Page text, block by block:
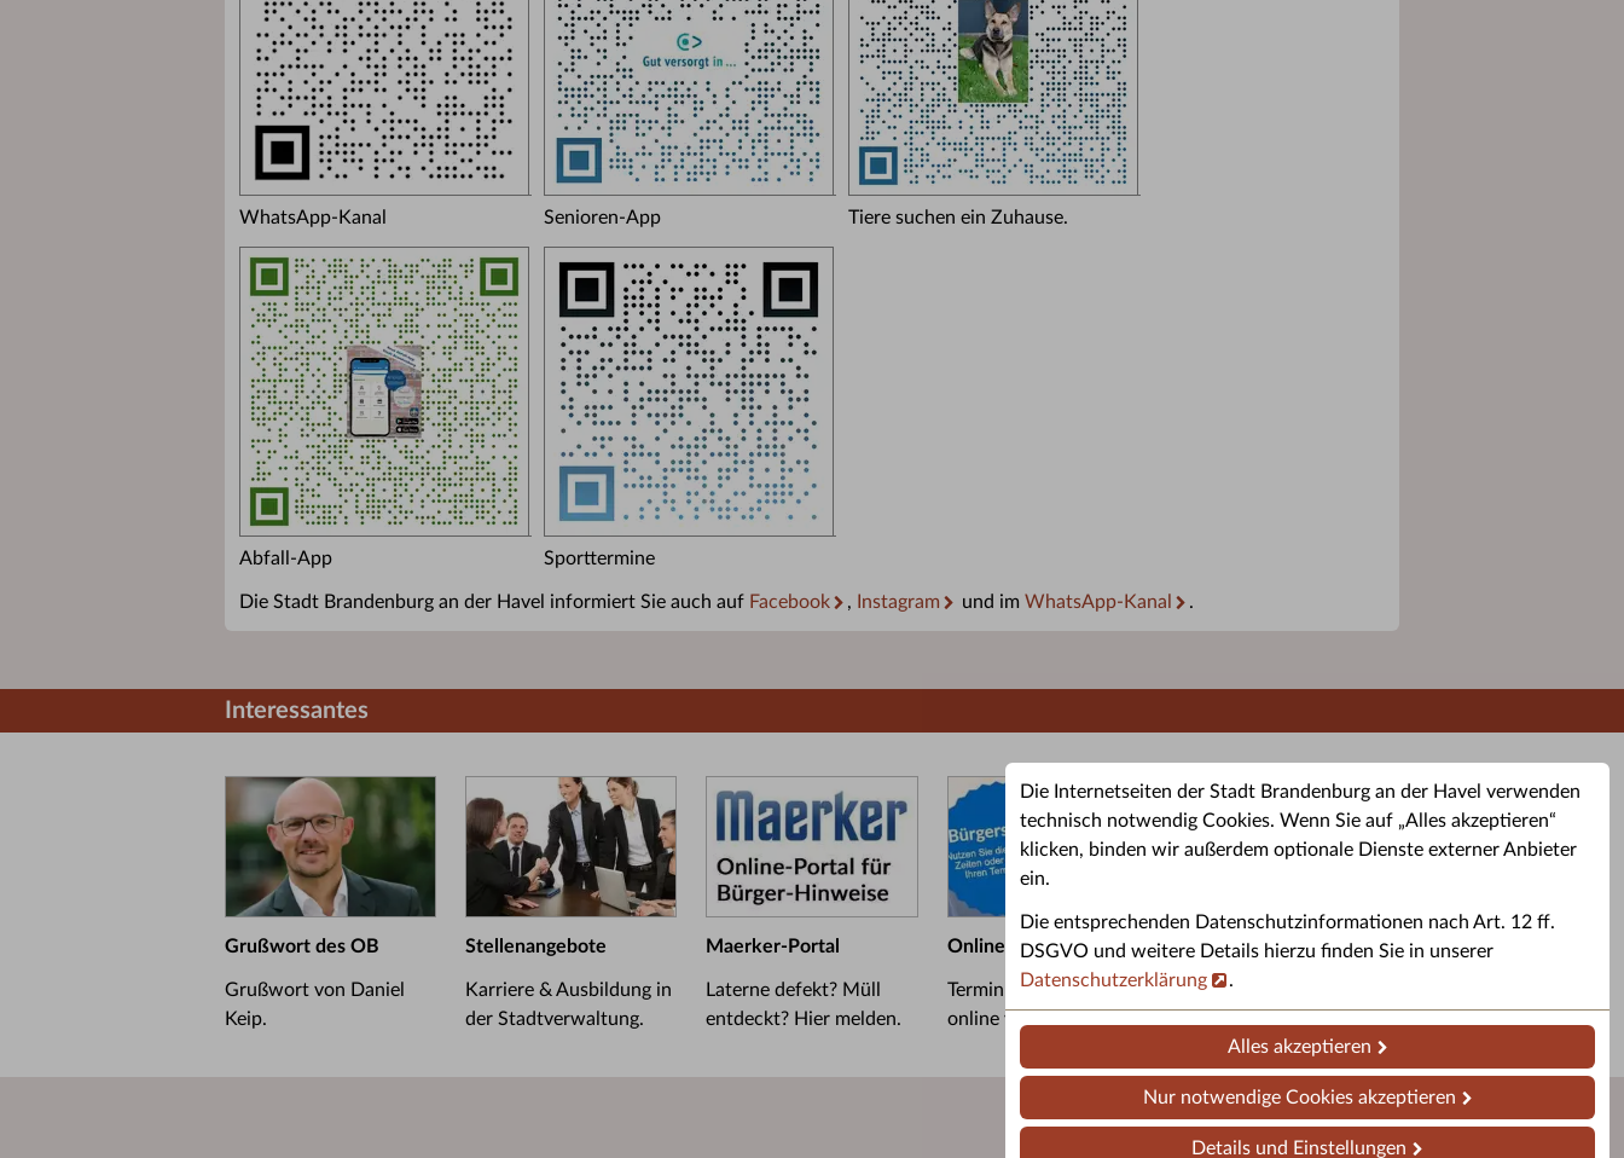
Die Internetseiten der Stadt Brandenburg an der Havel verwenden
technisch notwendig Cookies. Wenn Sie auf „Alles akzeptieren“
klicken, binden wir außerdem optionale Dienste externer Anbieter
ein.
Die entsprechenden Datenschutzinformationen nach Art. 12 ff.
DSGVO und weitere Details hierzu finden Sie in unserer
Datenschutzerklärung
.
Alles akzeptieren
Nur notwendige Cookies akzeptieren
Details und Einstellungen
WhatsApp-Kanal Senioren-App Tiere suchen ein Zuhause.
Abfall-App Sporttermine
Die Stadt Brandenburg an der Havel informiert Sie auch auf Facebook , Instagram und im WhatsApp-Kanal .
Interessantes
Grußwort des OB
Grußwort von Daniel
Keip.
Stellenangebote
Karriere & Ausbildung in
der Stadtverwaltung.
Maerker-Portal
Laterne defekt? Müll
entdeckt? Hier melden.
Online-Terminbuchung
Termin im Bürgerservice
online vereinbaren.
Altkleider-Container
Standorte für Altkleider-
Sporttermine